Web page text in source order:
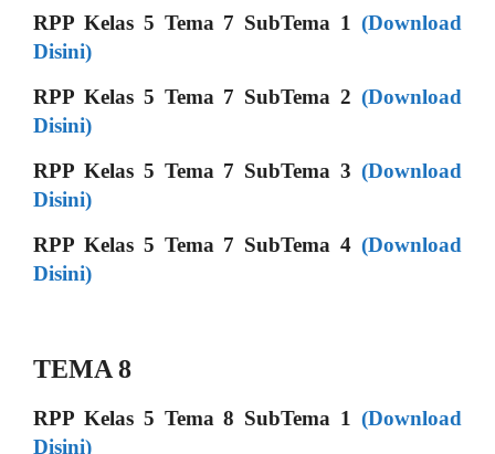
RPP Kelas 5 Tema 7 SubTema 1 (Download
Disini)
RPP Kelas 5 Tema 7 SubTema 2 (Download
Disini)
RPP Kelas 5 Tema 7 SubTema 3 (Download
Disini)
RPP Kelas 5 Tema 7 SubTema 4 (Download
Disini)
TEMA 8
RPP Kelas 5 Tema 8 SubTema 1 (Download
Disini)